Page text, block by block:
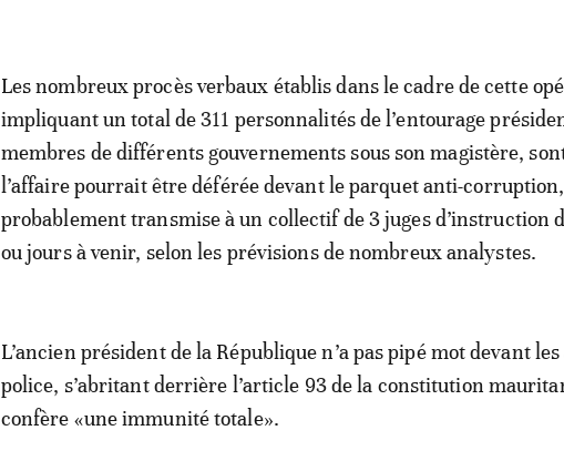
Les nombreux procès verbaux établis dans le cadre de cette
impliquant un total de 311 personnalités de l’entourage
membres de différents gouvernements sous son magistère,
l’affaire pourrait être déférée devant le parquet anti-
probablement transmise à un collectif de 3 juges d’instruction
ou jours à venir, selon les prévisions de nombreux analystes.
L’ancien président de la République n’a pas pipé mot devant
police, s’abritant derrière l’article 93 de la constitution
confère «une immunité totale».